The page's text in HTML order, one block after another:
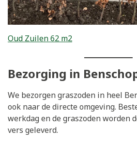
Oud Zuilen 62 m2
Bezorging in
We bezorgen graszoden in heel
ook naar de directe omgeving.
werkdag en de graszoden worden
vers geleverd.